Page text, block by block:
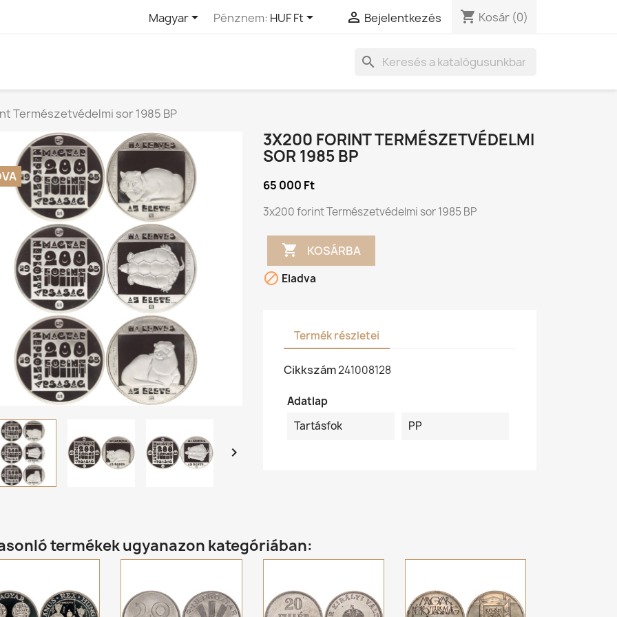
Magyar Pénznem: HUF Ft  Bejelentkezés shopping_cart Kosár (0)
search
Természetvédelmi sor 1985 BP

3X200 FORINT TERMÉSZETVÉDELMI
SOR 1985 BP
65 000 Ft
3x200 forint Természetvédelmi sor 1985 BP
 KOSÁRBA
 Eladva
Termék részletei
Cikkszám241008128
Adatlap
Tartásfok
PP
termékek ugyanazon kategóriában: